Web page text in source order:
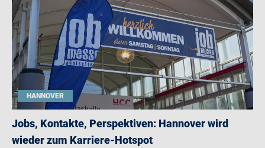
HANNOVER
Jobs, Kontakte, Perspektiven: Hannover wird
wieder zum Karriere-Hotspot